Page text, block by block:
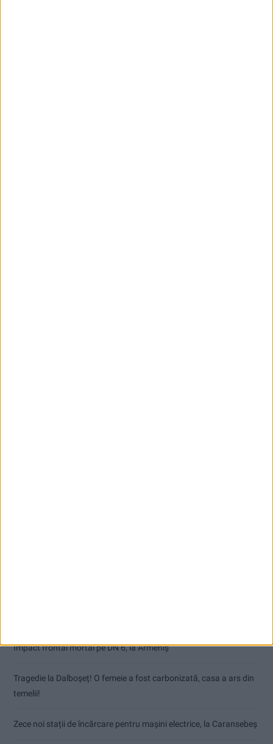
Impact frontal mortal pe DN 6, la Armeniș
Tragedie la Dalboşeț! O femeie a fost carbonizată, casa a ars din
temelii!
Zece noi stații de încărcare pentru mașini electrice, la Caransebeș